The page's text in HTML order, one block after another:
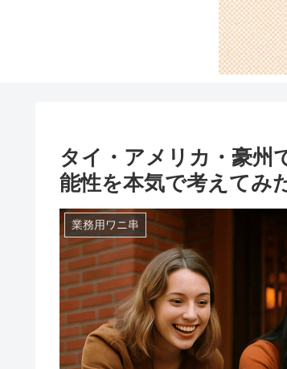
タイ・アメリカ・豪州
能性を本気で考えてみ
業務用ワニ串